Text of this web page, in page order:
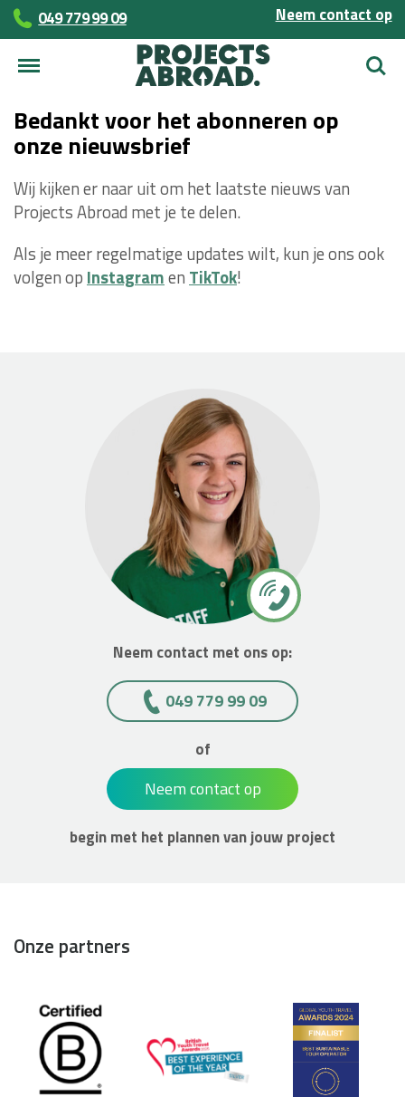
049 779 99 09 Neem contact op
Zoek
Bedankt voor het abonneren op
onze nieuwsbrief
Wij kijken er naar uit om het laatste nieuws van
Projects Abroad met je te delen.
Als je meer regelmatige updates wilt, kun je ons ook
volgen op Instagramen TikTok!
Neem contact met ons op:
049 779 99 09
of
Neem contact op
begin met het plannen van jouw project
Onze partners